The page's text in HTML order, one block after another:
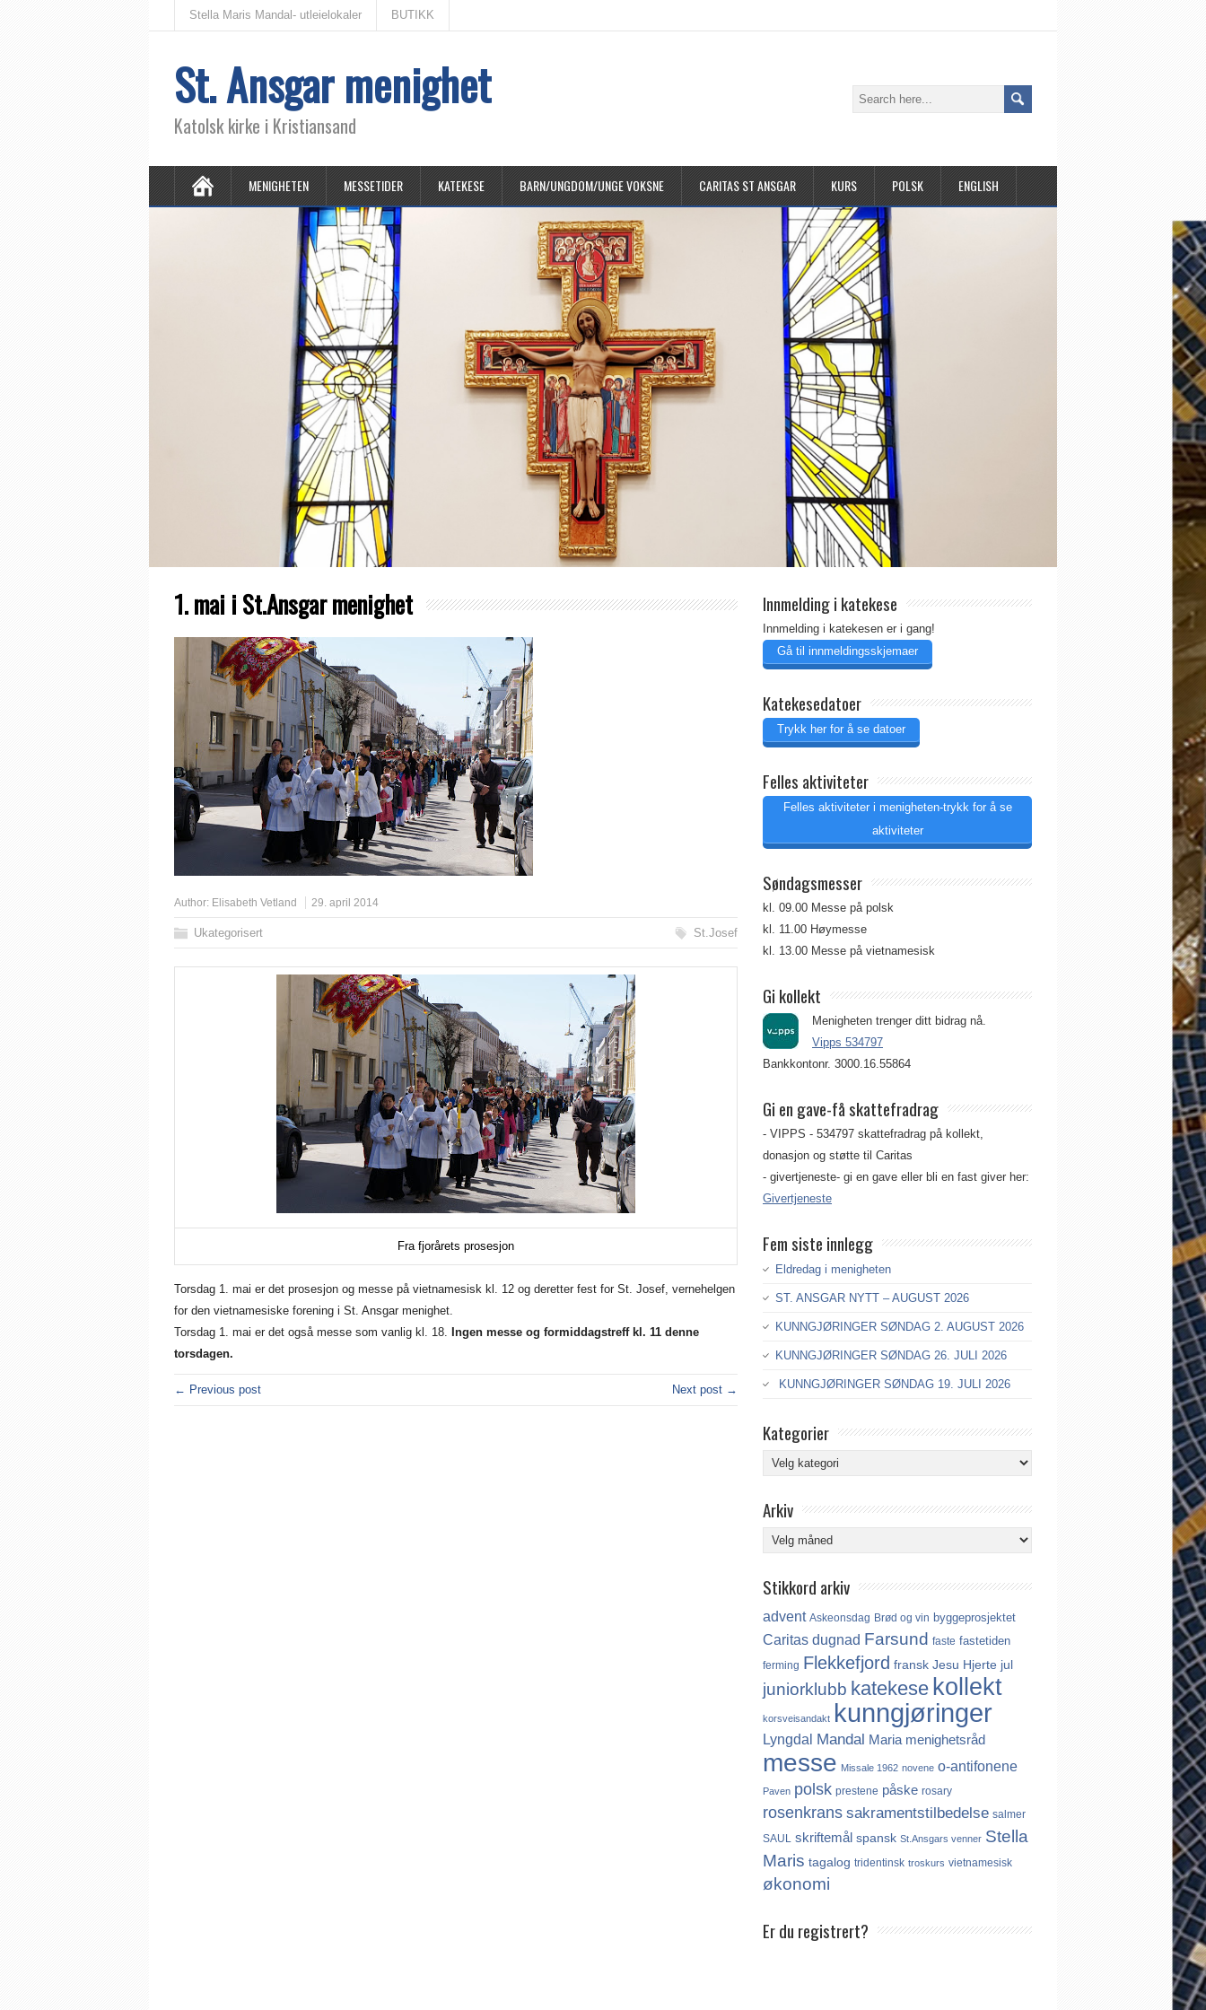
Stella Maris Mandal- utleielokaler BUTIKK
St. Ansgar menighet
Katolsk kirke i Kristiansand
MENIGHETEN MESSETIDER KATEKESE BARN/UNGDOM/UNGE VOKSNE CARITAS ST ANSGAR KURS POLSK ENGLISH
1. mai i St.Ansgar menighet
Author: Elisabeth Vetland 29. april 2014
Ukategorisert St.Josef
Fra fjorårets prosesjon
Torsdag 1. mai er det prosesjon og messe på vietnamesisk kl. 12 og deretter fest for St. Josef, vernehelgen
for den vietnamesiske forening i St. Ansgar menighet.
Torsdag 1. mai er det også messe som vanlig kl. 18.
Ingen messe og formiddagstreff kl. 11 denne
torsdagen.
← Previous post Next post →
Innmelding i katekese
Innmelding i katekesen er i gang!
Gå til innmeldingsskjemaer
Katekesedatoer
Trykk her for å se datoer
Felles aktiviteter
Felles aktiviteter i menigheten-trykk for å se
aktiviteter
Søndagsmesser
kl. 09.00 Messe på polsk
kl. 11.00 Høymesse
kl. 13.00 Messe på vietnamesisk
Gi kollekt
Menigheten trenger ditt bidrag nå.
Vipps 534797
Bankkontonr. 3000.16.55864
Gi en gave-få skattefradrag
- VIPPS - 534797 skattefradrag på kollekt,
donasjon og støtte til Caritas
- givertjeneste- gi en gave eller bli en fast giver her:
Givertjeneste
Fem siste innlegg
Eldredag i menigheten
ST. ANSGAR NYTT – AUGUST 2026
KUNNGJØRINGER SØNDAG 2. AUGUST 2026
KUNNGJØRINGER SØNDAG 26. JULI 2026
KUNNGJØRINGER SØNDAG 19. JULI 2026
Kategorier
Kategorier
Arkiv
Arkiv
Stikkord arkiv
advent Askeonsdag Brød og vin byggeprosjektet
Caritas dugnad Farsund faste fastetiden
ferming Flekkefjord fransk Jesu Hjerte jul
juniorklubb katekese kollekt
korsveisandakt kunngjøringer
Lyngdal Mandal Maria menighetsråd
messe Missale 1962 novene o-antifonene
Paven polsk prestene påske rosary
rosenkrans sakramentstilbedelse salmer
SAUL skriftemål spansk St.Ansgars venner Stella
Maris tagalog tridentinsk troskurs vietnamesisk
økonomi
Er du registrert?